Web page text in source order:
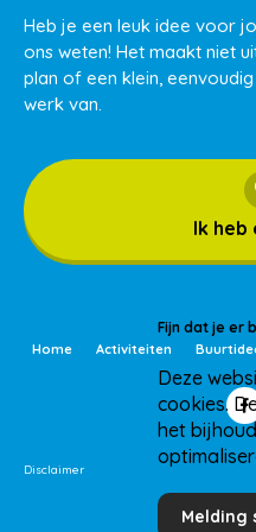
Heb je een leuk idee voor
ons weten! Het maakt niet
plan of een klein,
werk van.
Ik heb
Home Activiteiten
Disclaimer
Fijn dat je er
Deze
cookies.
het
Melding